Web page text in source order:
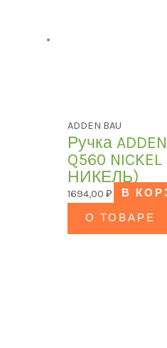
ADDEN BAU
Ручка
Q560
НИКЕЛЬ)
1694,00₽
В
О ТОВАРЕ